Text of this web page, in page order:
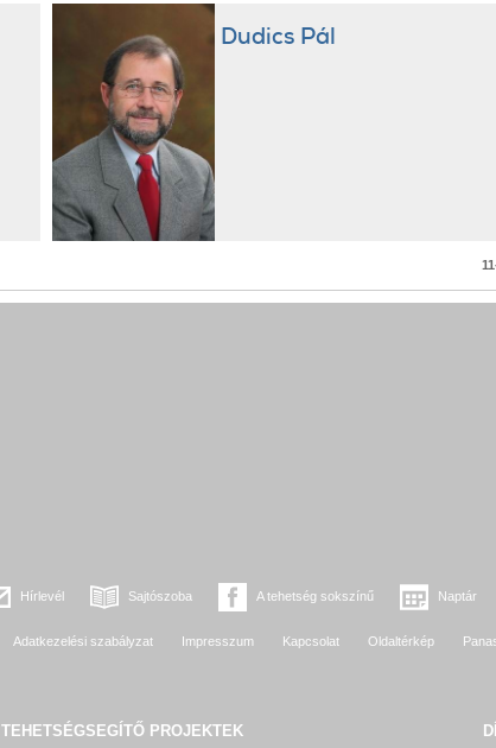
Dudics Pál
Hírlevél Sajtószoba A tehetség sokszínű Naptár
Adatkezelési szabályzat Impresszum Kapcsolat Oldaltérkép
TEHETSÉGSEGÍTŐ PROJEKTEK